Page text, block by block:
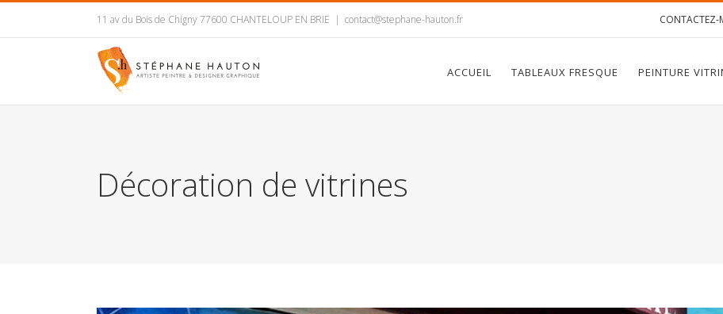
11 av du Bois de Chigny 77600 CHANTELOUP EN BRIE | contact@stephane-hauton.fr CONTACTEZ-
ACCUEIL TABLEAUX FRESQUE PEINTURE
Décoration de vitrines